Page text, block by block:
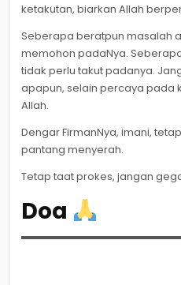
ketakutan, biarkan Allah
Seberapa beratpun masalah
memohon padaNya.
tidak perlu takut padanya.
apapun, selain percaya pada
Allah.
Dengar FirmanNya, imani,
pantang menyerah.
Tetap taat prokes, jangan
Doa